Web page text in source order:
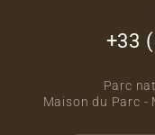
+33
Parc
Maison du Parc -